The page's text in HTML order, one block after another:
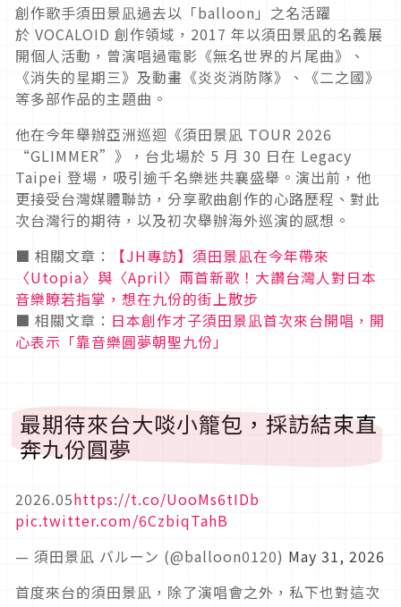
創作歌手須田景凪過去以「balloon 」之名活躍
於 VOCALOID 創作領域， 2017 年以須田景凪的名義展
開個人活動，曾演唱過電影《無名世界的片尾曲》、
《消失的星期三》及動畫《炎炎消防隊》、《二之國》
等多部作品的主題曲。
他在今年舉辦亞洲巡迴《須田景凪 TOUR 2026
“GLIMMER”》，台北場於 5 月 30 日在 Legacy
Taipei 登場，吸引逾千名樂迷共襄盛舉。演出前，他
更接受台灣媒體聯訪，分享歌曲創作的心路歷程、對此
次台灣行的期待，以及初次舉辦海外巡演的感想。
■ 相關文章： 【JH專訪】須田景凪在今年帶來
〈Utopia〉與〈April〉兩首新歌！大讚台灣人對日本
音樂瞭若指掌，想在九份的街上散步
■ 相關文章： 日本創作才子須田景凪首次來台開唱，開
心表示「靠音樂圓夢朝聖九份」
最期待來台大啖小籠包，採訪結束直
奔九份圓夢
2026.05https://t.co/UooMs6tIDb
pic.twitter.com/6CzbiqTahB
— 須田景凪 バルーン (@balloon0120) May 31, 2026
首度來台的須田景凪，除了演唱會之外，私下也對這次